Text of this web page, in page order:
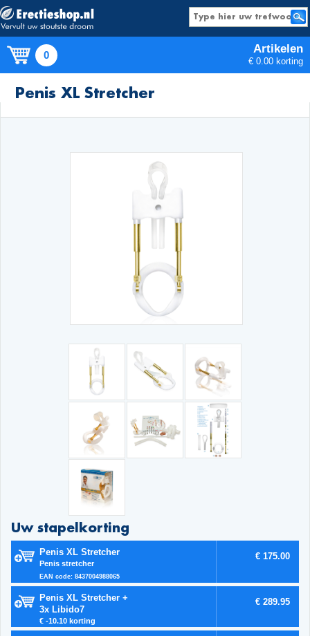
0 Artikelen
€ 0.00 korting
Penis XL Stretcher
Uw stapelkorting
Penis XL Stretcher
Penis stretcher
EAN code: 8437004988065
€ 175.00
Penis XL Stretcher +
3x Libido7
€ -10.10 korting
€ 289.95